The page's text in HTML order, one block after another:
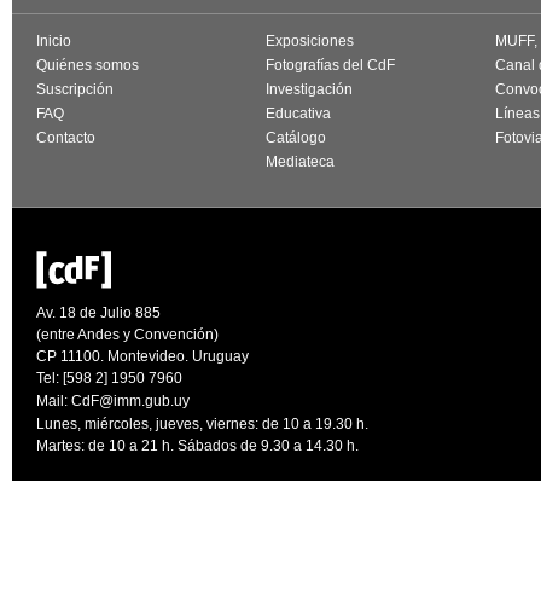
Inicio
Quiénes somos
Suscripción
FAQ
Contacto
Exposiciones
Fotografías del CdF
Investigación
Educativa
Catálogo
Mediateca
Canal
Av. 18 de Julio 885
(entre Andes y Convención)
CP 11100. Montevideo. Uruguay
Tel: [598 2] 1950 7960
Mail: CdF@imm.gub.uy
Lunes, miércoles, jueves, viernes: de 10 a 19.30 h.
Martes: de 10 a 21 h. Sábados de 9.30 a 14.30 h.